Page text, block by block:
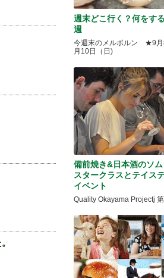
週末どこ行く？何をす
週
今週末のメルボルン ★9月
月10日（日)
備前焼き&日本酒のソ
スタークラスとテイス
イベント
Quality Okayama Projectj